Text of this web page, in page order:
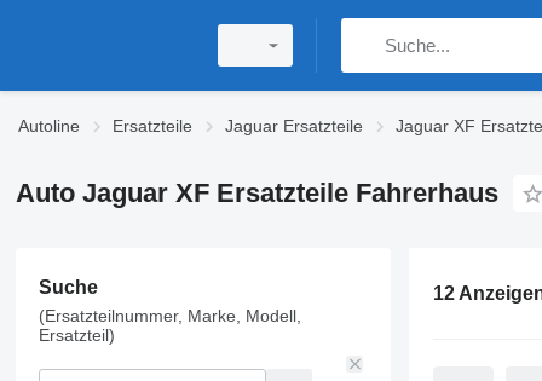
Autoline Ersatzteile Jaguar Ersatzteile Jaguar XF
Auto Jaguar XF Ersatzteile Fahrerhaus
Suche
(Ersatzteilnummer, Marke, Modell,
Ersatzteil)
12